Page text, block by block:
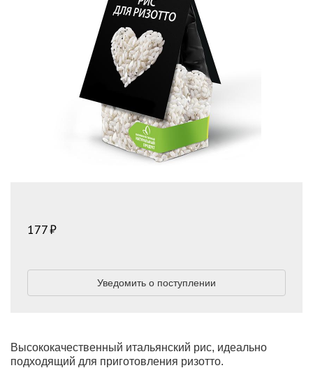
Высококачественный итальянский рис, идеально
подходящий для приготовления ризотто.
177
Уведомить о поступлении